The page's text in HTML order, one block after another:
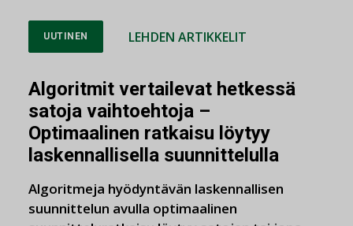
UUTINEN LEHDEN ARTIKKELIT
Algoritmit vertailevat hetkessä
satoja vaihtoehtoja –
Optimaalinen ratkaisu löytyy
laskennallisella suunnittelulla
Algoritmeja hyödyntävän laskennallisen
suunnittelun avulla optimaalinen